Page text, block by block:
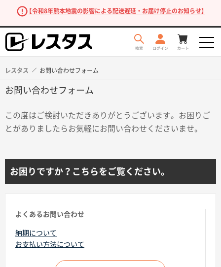
【令和8年熊本地震の影響による配送遅延・お届け停止のお知らせ】
商品を探す
レスタス お問い合わせフォーム
お問い合わせフォーム
この度はご検討いただきありがとうございます。お困りご
とがありましたらお気軽にお問い合わせくださいませ。
お困りですか？こちらをご覧ください。
よくあるお問い合わせ
納期について
お支払い方法について